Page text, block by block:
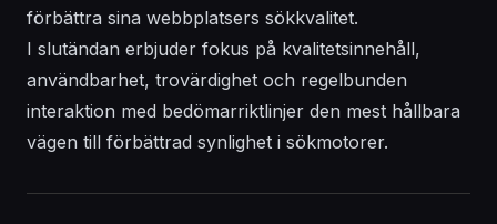
förbättra sina webbplatsers sökkvalitet.
I slutändan erbjuder fokus på kvalitetsinnehåll,
användbarhet, trovärdighet och regelbunden
interaktion med bedömarriktlinjer den mest hållbara
vägen till förbättrad synlighet i sökmotorer.